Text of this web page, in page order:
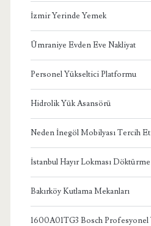
İzmir Yerinde Yemek
Ümraniye Evden Eve Nakliyat
Personel Yükseltici Platformu
Hidrolik Yük Asansörü
Neden İnegöl Mobilyası Tercih
İstanbul Hayır Lokması Döktürme
Bakırköy Kutlama Mekanları
1600A01TG3 Bosch Profesyonel